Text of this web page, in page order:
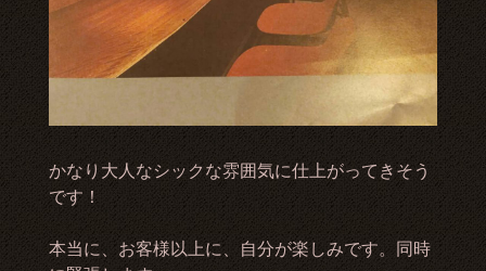
かなり大人なシックな雰囲気に仕上がってきそう
です！
本当に、お客様以上に、自分が楽しみです。同時